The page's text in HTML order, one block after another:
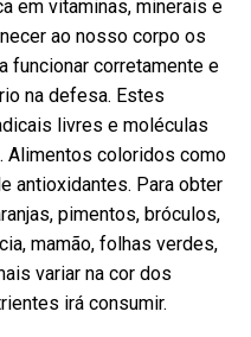
em vitaminas, minerais e
ao nosso corpo os
funcionar corretamente e
na defesa. Estes
livres e moléculas
Alimentos coloridos como
antioxidantes. Para obter
pimentos, bróculos,
mamão, folhas verdes,
variar na cor dos
irá consumir.